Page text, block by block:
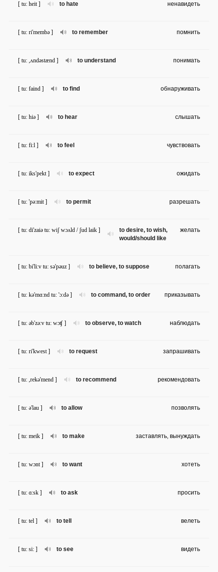
to hate
[ tu: heit ] ненавидеть
to remember
[ tu: ri'membə ] помнить
to understand
[ tu: ,ʌndəstænd ] понимать
to find
[ tu: faind ] обнаруживать
to hear
[ tu: hiə ] слышать
to feel
[ tu: fi:l ] чувствовать
to expect
[ tu: iks'pekt ] ожидать
to permit
[ tu: 'pə:mit ] разрешать
to desire, to wish,
would/should like
[ tu: di'zaiə tu: wiʃ wɔʌld / ʃud laik ] желать
to believe, to suppose
[ tu: bi'li:v tu: sə'pəuz ] полагать
to command, to order
[ tu: kə'mɑ:nd tu: 'ɔ:də ] приказывать
to observe, to watch
[ tu: əb'zə:v tu: wɔʧ ] наблюдать
to request
[ tu: ri'kwest ] запрашивать
to recommend
[ tu: ,rekə'mend ] рекомендовать
to allow
[ tu: ə'lau ] позволять
to make
[ tu: meik ] заставлять, вынуждать
to want
[ tu: wɔnt ] хотеть
to ask
[ tu: ɑ:sk ] просить
to tell
[ tu: tel ] велеть
to see
[ tu: si: ] видеть